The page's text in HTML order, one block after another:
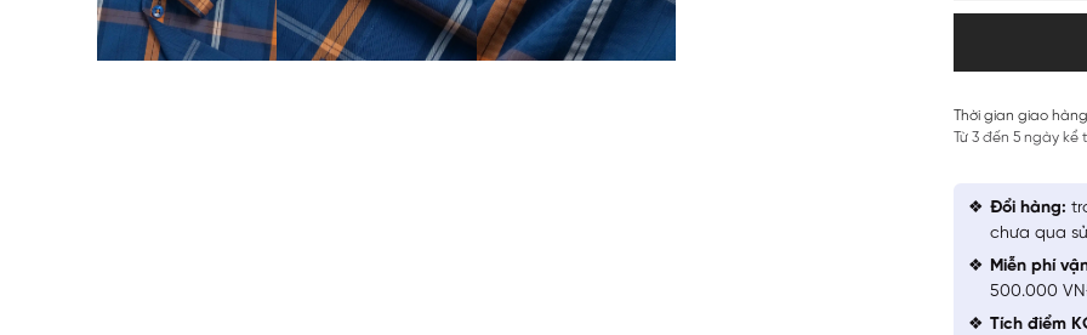
Thời gian giao
Từ 3 đến 5 ngày
Đổi hàng:
chưa qua
Miễn phí
500.000
Tích điểm